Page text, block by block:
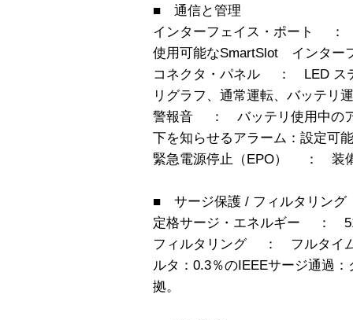
■ 通信と管理
インターフェイス・ポート ：
使用可能なSmartSlot インタ
コネクタ・パネル ： LED ス
リグラフ、通常運転、バッテリ
警報音 ： バッテリ使用中のア
下を知らせるアラーム：設定可
緊急電源停止（EPO） ： 装
■ サージ保護 / フィルタリング
定格サージ・エネルギー ：
フィルタリング ： フルタイム
ルタ：0.3％のIEEEサージ通過
拠。